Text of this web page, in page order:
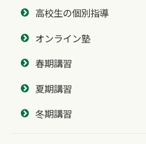
高校生の個別指導
オンライン塾
春期講習
夏期講習
冬期講習